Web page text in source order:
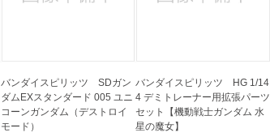
バンダイスピリッツ SDガン
ダムEXスタンダード 005 ユニ
コーンガンダム（デストロイ
モード）
バンダイスピリッツ HG 1/14
4 デミトレーナー用拡張パーツ
セット【機動戦士ガンダム 水
星の魔女】